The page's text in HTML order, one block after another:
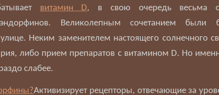
витамин D, в свою очередь весьма
эндорфинов. Великолепным сочетанием были
Неким заменителем настоящего солнечного
либо прием препаратов с витамином D. Но
слабее.
Активизирует рецепторы, отвечающие за